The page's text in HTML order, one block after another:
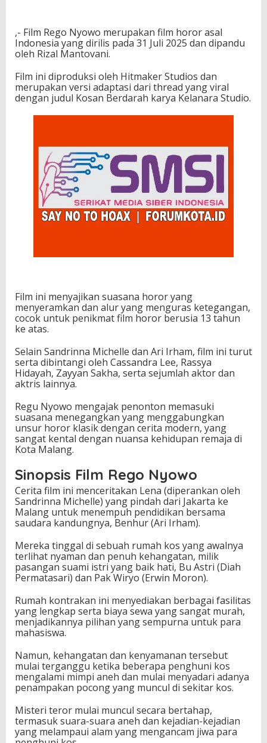
,- Film Rego Nyowo merupakan film horor asal
Indonesia yang dirilis pada 31 Juli 2025 dan dipandu
oleh Rizal Mantovani.
Film ini diproduksi oleh Hitmaker Studios dan
merupakan versi adaptasi dari thread yang viral
dengan judul Kosan Berdarah karya Kelanara Studio.
Film ini menyajikan suasana horor yang
menyeramkan dan alur yang menguras ketegangan,
cocok untuk penikmat film horor berusia 13 tahun
ke atas.
Selain Sandrinna Michelle dan Ari Irham, film ini turut
serta dibintangi oleh Cassandra Lee, Rassya
Hidayah, Zayyan Sakha, serta sejumlah aktor dan
aktris lainnya.
Regu Nyowo mengajak penonton memasuki
suasana menegangkan yang menggabungkan
unsur horor klasik dengan cerita modern, yang
sangat kental dengan nuansa kehidupan remaja di
Kota Malang.
Sinopsis Film Rego Nyowo
Cerita film ini menceritakan Lena (diperankan oleh
Sandrinna Michelle) yang pindah dari Jakarta ke
Malang untuk menempuh pendidikan bersama
saudara kandungnya, Benhur (Ari Irham).
Mereka tinggal di sebuah rumah kos yang awalnya
terlihat nyaman dan penuh kehangatan, milik
pasangan suami istri yang baik hati, Bu Astri (Diah
Permatasari) dan Pak Wiryo (Erwin Moron).
Rumah kontrakan ini menyediakan berbagai fasilitas
yang lengkap serta biaya sewa yang sangat murah,
menjadikannya pilihan yang sempurna untuk para
mahasiswa.
Namun, kehangatan dan kenyamanan tersebut
mulai terganggu ketika beberapa penghuni kos
mengalami mimpi aneh dan mulai menyadari adanya
penampakan pocong yang muncul di sekitar kos.
Misteri teror mulai muncul secara bertahap,
termasuk suara-suara aneh dan kejadian-kejadian
yang melampaui alam yang mengancam jiwa para